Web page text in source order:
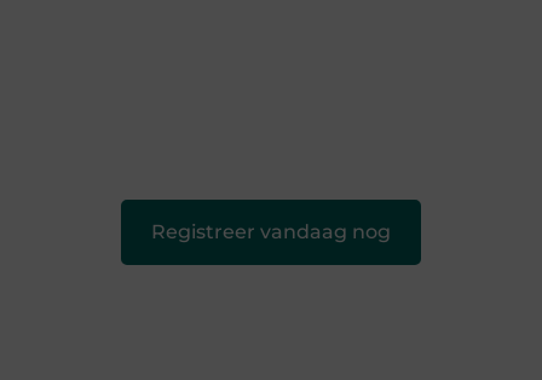
Registreer vandaag nog